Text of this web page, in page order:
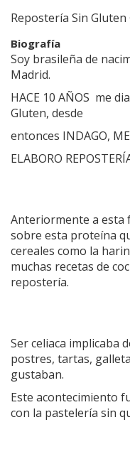
Repostería Sin
Biografía
Soy brasileña de
Madrid.
HACE 10 AÑOS me
Gluten, desde
entonces INDAGO,
ELABORO
Anteriormente a esta
sobre esta proteína
cereales como la
muchas recetas de
repostería.
Ser celiaca implicaba
postres, tartas,
gustaban.
Este acontecimiento
con la pastelería sin